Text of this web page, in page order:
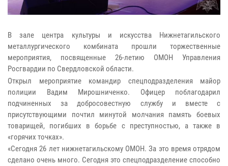
В зале центра культуры и искусства Нижнетагильского
металлургического комбината прошли торжественные
мероприятия, посвященные 26-летию ОМОН Управления
Росгвардии по Свердловской области.
Открыл мероприятие командир спецподразделения майор
полиции Вадим Мирошниченко. Офицер поблагодарил
подчиненных за добросовестную службу и вместе с
присутствующими почтил минутой молчания память боевых
товарищей, погибших в борьбе с преступностью, а также в
«горячих точках».
«Сегодня 26 лет нижнетагильскому ОМОН. За это время отрядом
сделано очень много. Сегодня это спецподразделение способно